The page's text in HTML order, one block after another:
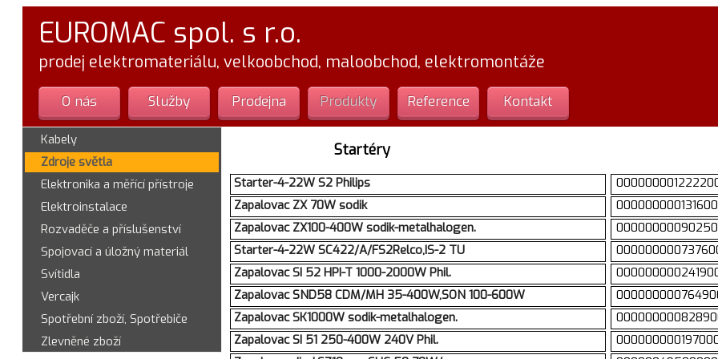
EUROMAC spol. s r.o.
prodej elektromateriálu, velkoobchod, maloobchod, elektromontáže
O nás Služby Prodejna Produkty Reference Kontakt
Kabely
Zdroje světla
Elektronika a měřící přístroje
Elektroinstalace
Rozvaděče a příslušenství
Spojovací a úložný materiál
Svítidla
Vercajk
Spotřební zboží, Spotřebiče
Zlevněné zboží
Startéry
Starter-4-22W S2 Philips
Zapalovac ZX 70W sodik
Zapalovac ZX100-400W sodik-metalhalogen.
Starter-4-22W SC422/A/FS2Relco,IS-2 TU
Zapalovac SI 52 HPI-T 1000-2000W Phil.
Zapalovac SND58 CDM/MH 35-400W,SON 100-600W
Zapalovac SK1000W sodik-metalhalogen.
Zapalovac SI 51 250-400W 240V Phil.